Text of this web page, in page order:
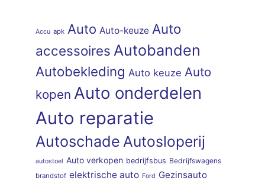
Accu apk Auto Auto-keuze Auto
accessoires Autobanden
Autobekleding Auto keuze Auto
kopen Auto onderdelen
Auto reparatie
Autoschade Autosloperij
autostoel Auto verkopen bedrijfsbus Bedrijfswagens
brandstof elektrische auto Ford Gezinsauto